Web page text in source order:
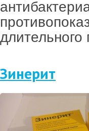
Зинерит